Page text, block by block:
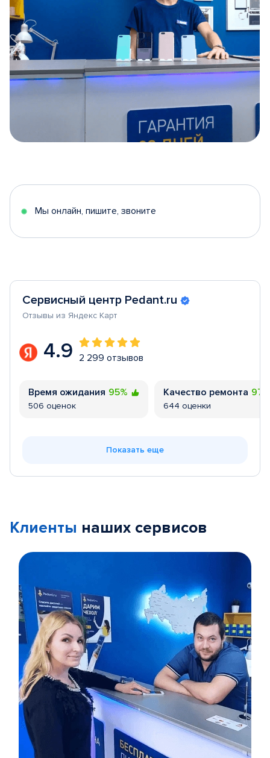
5
Мы онлайн, пишите, звоните
Сервисный центр Pedant.ru
Отзывы из Яндекс Карт
4.9 2 299 отзывов
Время ожидания 95%
506 оценок
Качество ремонта
644 оценки
Показать еще
Клиенты наших сервисов